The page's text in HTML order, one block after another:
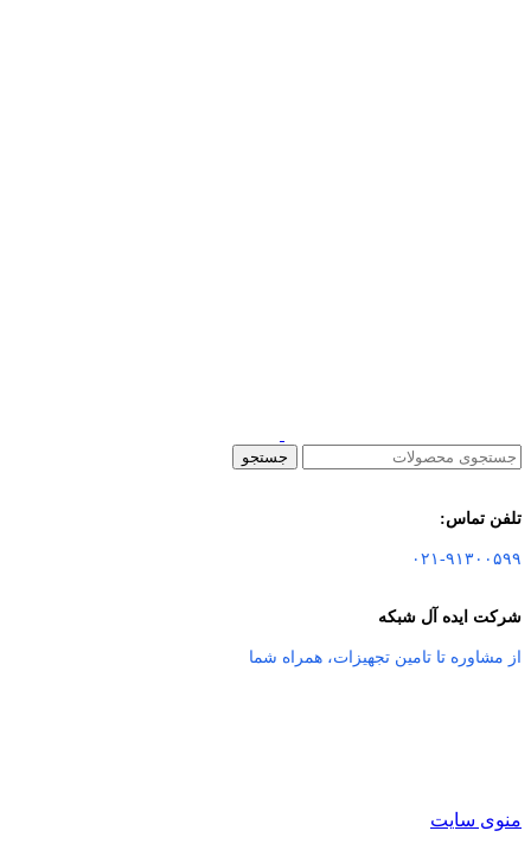
جستجو
تلفن تماس:
۰۲۱-۹۱۳۰۰۵۹۹
شرکت ایده آل شبکه
از مشاوره تا تامین تجهیزات، همراه شما
منوی سایت